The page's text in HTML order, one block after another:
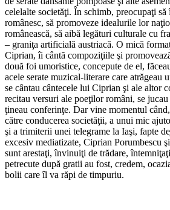
celelalte societăţi. În schimb, preocupaţi
românesc, să promoveze idealurile lor
românească, să aibă legături culturale cu
– graniţa artificială austriacă. O mică
Ciprian, îi cântă compo­ziţiile şi
două foi umoristice, concepute de el,
acele serate muzical-literare care atrăgeau
se cântau cântecele lui Ciprian şi ale altor
recitau versuri ale poeţilor români, se
ţineau conferinţe. Dar vine momentul
către conducerea societăţii, a unui mic
şi a trimiterii unei telegrame la Iaşi, fapte
excesiv mediatizate, Ciprian Porumbescu
sunt arestaţi, învinuiţi de trădare,
petrecute după gratii au fost, credem,
bolii care îl va răpi de timpuriu.